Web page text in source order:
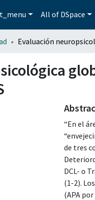
All of DSpace
“En el
de tres
DCL- o
(1-2).
(APA